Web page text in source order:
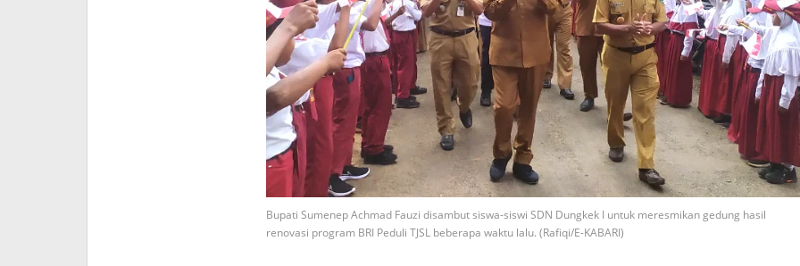
Bupati Sumenep Achmad Fauzi disambut siswa-siswi SDN Dungkek I untuk meresmikan gedung hasil
renovasi program BRI Peduli TJSL beberapa waktu lalu. (Rafiqi/E-KABARI)